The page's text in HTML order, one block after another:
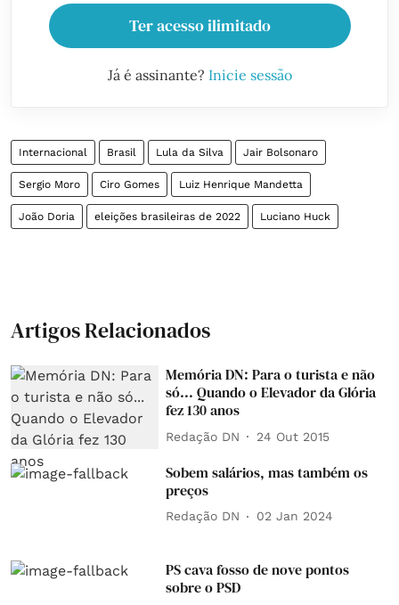
Ter acesso ilimitado
Já é assinante? Inicie sessão
Internacional Brasil Lula da Silva Jair Bolsonaro
Sergio Moro Ciro Gomes Luiz Henrique Mandetta
João Doria eleições brasileiras de 2022 Luciano Huck
Artigos Relacionados
Memória DN: Para o turista e não
só... Quando o Elevador da Glória
fez 130 anos
Redação DN 24 Out 2015
Sobem salários, mas também os
preços
Redação DN 02 Jan 2024
PS cava fosso de nove pontos
sobre o PSD